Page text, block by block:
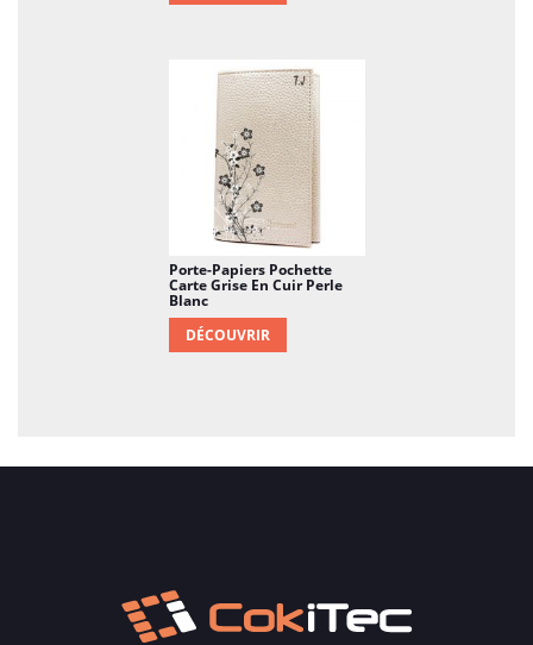
Porte-Papiers Pochette
Carte Grise En Cuir Perle
Blanc
DÉCOUVRIR